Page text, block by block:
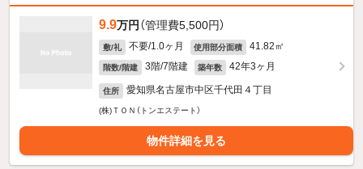
9.9万円 （管理費5,500円）
敷/礼 不要/1.0ヶ月 使用部分面積 41.82㎡
階数/階建 3階/7階建 築年数 42年3ヶ月
住所 愛知県名古屋市中区千代田４丁目
(株)ＴＯＮ（トンエステート）
物件詳細を見る